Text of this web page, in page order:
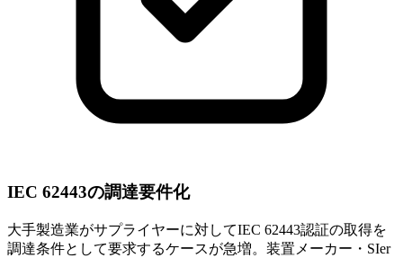
IEC 62443の調達要件化
大手製造業がサプライヤーに対してIEC 62443認証の取得を
調達条件として要求するケースが急増。装置メーカー・SIer